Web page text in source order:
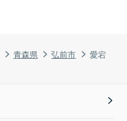
青森県 弘前市 愛宕